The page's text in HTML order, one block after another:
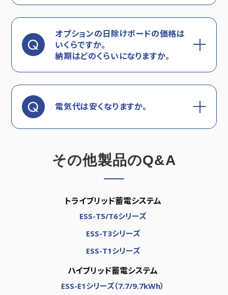
オプションの日除けボードの価格は
いくらですか。
納期はどのくらいになりますか。
電気代は安くなりますか。
その他製品のQ&A
トライブリッド蓄電システム
ESS-T5/T6シリーズ
ESS-T3シリーズ
ESS-T1シリーズ
ハイブリッド蓄電システム
ESS-E1シリーズ（7.7/9.7kWh）